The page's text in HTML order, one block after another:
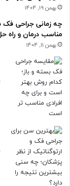
بهمن 19, 1404
چه زمانی جراحی فک
مناسب درمان و
بهمن 11, 1404